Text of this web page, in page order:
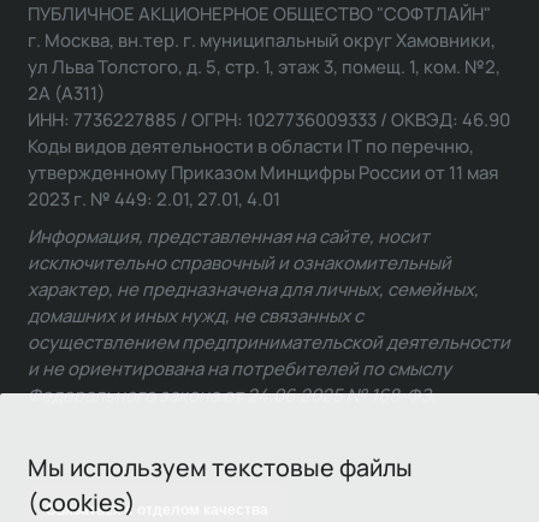
Мы используем текстовые файлы
(cookies)
Связаться с отделом качества
ПУБЛИЧНОЕ АКЦИОНЕРНОЕ ОБЩЕСТВО "СОФТЛАЙН"
г. Москва, вн.тер. г. муниципальный округ Хамовники,
ул Льва Толстого, д. 5, стр. 1, этаж 3, помещ. 1, ком. №2,
2А (А311)
ИНН: 7736227885 / ОГРН: 1027736009333 / ОКВЭД: 46.90
Коды видов деятельности в области IT по перечню,
утвержденному Приказом Минцифры России от 11 мая
2023 г. № 449: 2.01, 27.01, 4.01
Информация, представленная на сайте, носит
исключительно справочный и ознакомительный
характер, не предназначена для личных, семейных,
домашних и иных нужд, не связанных с
осуществлением предпринимательской деятельности
и не ориентирована на потребителей по смыслу
Федерального закона от 24.06.2025 № 168-ФЗ.